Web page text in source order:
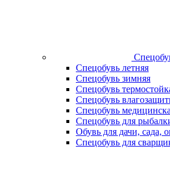
Спецобувь летняя
Спецобувь зимняя
Спецобувь
Спецобувь
Спецобувь
Спецобувь для
Обувь для дачи, сада,
Спецобувь для